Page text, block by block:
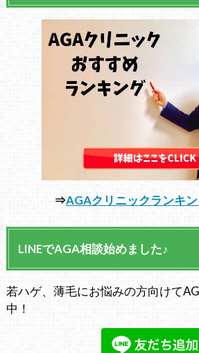
⇒AGAクリニックランキ
LINEでAGA相談始めました♪
若ハゲ、薄毛にお悩みの方向けて
中！